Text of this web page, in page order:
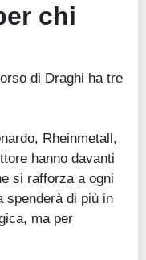
chi
di Draghi ha tre
Rheinmetall,
hanno davanti
si rafforza a ogni
spenderà di più in
ma per